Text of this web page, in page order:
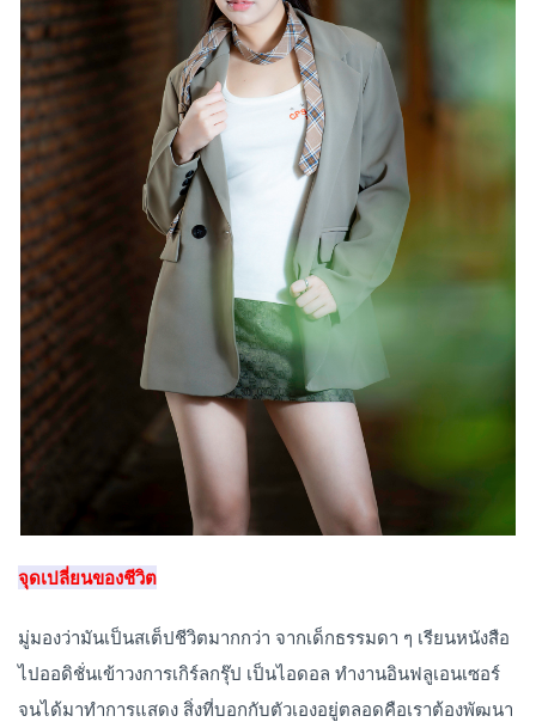
จุดเปลี่ยนของชีวิต
มู่มองว่ามันเป็นสเต็ปชีวิตมากกว่า จากเด็กธรรมดา ๆ เรียนหนังสือ
ไปออดิชั่นเข้าวงการเกิร์ลกรุ๊ป เป็นไอดอล ทำงานอินฟลูเอนเซอร์
จนได้มาทำการแสดง สิ่งที่บอกกับตัวเองอยู่ตลอดคือเราต้องพัฒนา